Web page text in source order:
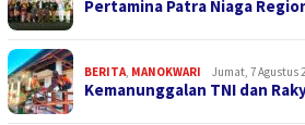
Pertamina Patra Niaga
BERITA MANOKWARI Jumat, 7 Agustus
Kemanunggalan TNI dan